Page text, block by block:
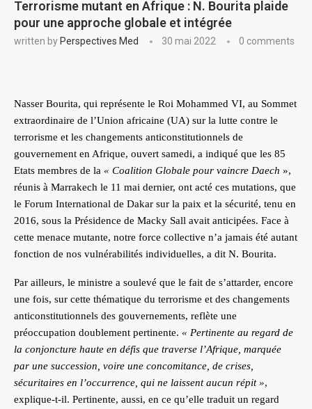
Terrorisme mutant en Afrique : N. Bourita plaide
pour une approche globale et intégrée
written by Perspectives Med 30 mai 2022 0 comments
Nasser Bourita, qui représente le Roi Mohammed VI, au Sommet
extraordinaire de l’Union africaine (UA) sur la lutte contre le
terrorisme et les changements anticonstitutionnels de
gouvernement en Afrique, ouvert samedi, a indiqué que les 85
Etats membres de la « Coalition Globale pour vaincre Daech »,
réunis à Marrakech le 11 mai dernier, ont acté ces mutations, que
le Forum International de Dakar sur la paix et la sécurité, tenu en
2016, sous la Présidence de Macky Sall avait anticipées. Face à
cette menace mutante, notre force collective n’a jamais été autant
fonction de nos vulnérabilités individuelles, a dit N. Bourita.
Par ailleurs, le ministre a soulevé que le fait de s’attarder, encore
une fois, sur cette thématique du terrorisme et des changements
anticonstitutionnels des gouvernements, reflète une
préoccupation doublement pertinente. « Pertinente au regard de
la conjoncture haute en défis que traverse l’Afrique, marquée
par une succession, voire une concomitance, de crises,
sécuritaires en l’occurrence, qui ne laissent aucun répit »,
explique-t-il. Pertinente, aussi, en ce qu’elle traduit un regard